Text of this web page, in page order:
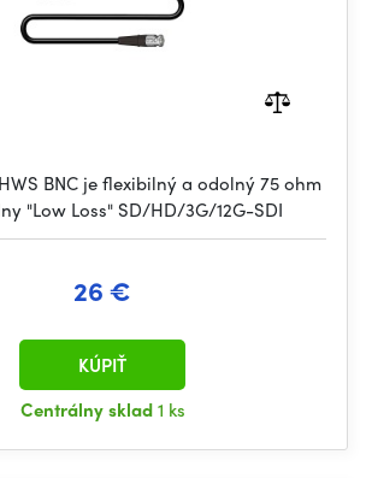
BNC je flexibilný a odolný 75 ohm
"Low Loss" SD/HD/3G/12G-SDI
26 €
Centrálny sklad1 ks
KÚPIŤ